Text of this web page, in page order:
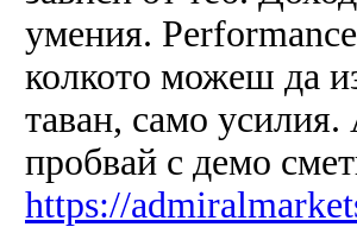
умения.
колкото можеш да
таван, само
пробвай с демо
https://